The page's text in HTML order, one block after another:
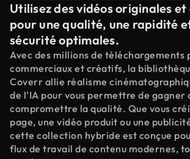
Utilisez des vidéos originales et
pour une qualité, une rapidité
sécurité optimales.
Avec des millions de téléchargements
commerciaux et créatifs, la
Coverr allie réalisme
de l'IA pour vous permettre de gagner
compromettre la qualité. Que vous
page, une vidéo produit ou une
cette collection hybride est conçue
flux de travail de contenu modernes,